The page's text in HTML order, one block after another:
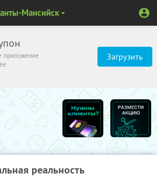
приложение
Загрузить
Мансийск
реальность